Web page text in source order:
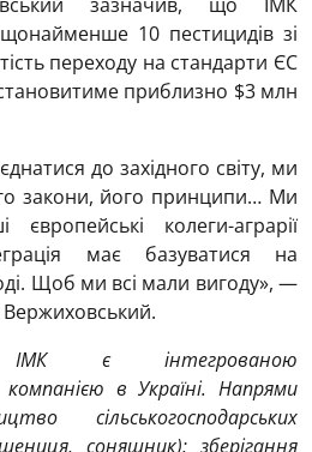
зазначив, що ІМК
10 пестицидів зі
переходу на стандарти ЄС
приблизно $3 млн
до західного світу, ми
закони, його принципи… Ми
колеги-аграрії
має базуватися на
Щоб ми всі мали вигоду», —
ІМК є інтегрованою
компанією в Україні. Напрями
сільськогосподарських
соняшник); зберігання